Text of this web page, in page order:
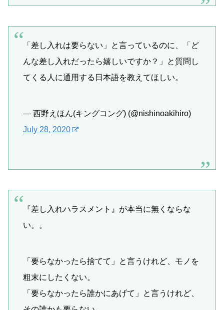
「差し入れは要らない」と言っているのに、「ど
んな差し入れだったら嬉しいですか？」と質問し
てくる人に通用する日本語を教えてほしい。
— 西野えほん(キングコング) (@nishinoakihiro)
July 28, 2020
『差し入れハラスメント』が本当に無くならな
い。。
「要らなかったら捨てて」と言うけれど、モノを
粗末にしたくない。
「要らなかったら誰かにあげて」と言うけれど、